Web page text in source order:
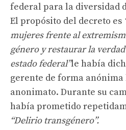
federal para la diversidad
El propósito del decreto es
mujeres frente al
género y restaurar la
estado federal”le había
gerente de forma
anonimato. Durante su
había prometido
“Delirio transgénero”.